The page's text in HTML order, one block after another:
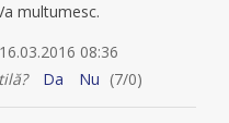
multumesc.
16.03.2016 08:36
Da Nu (7/0)